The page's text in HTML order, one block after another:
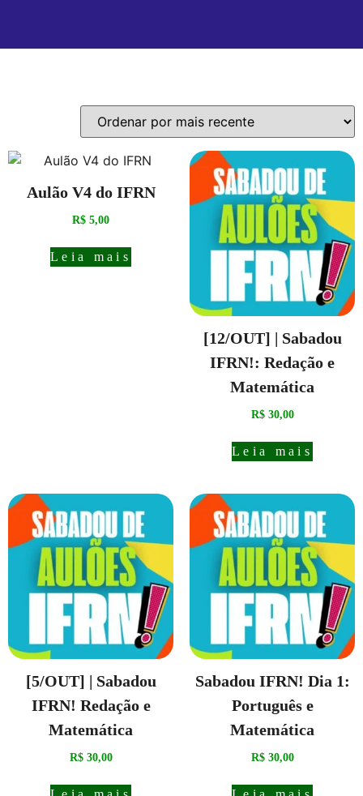
Aulão V4 do IFRN
R$ 5,00
Leia mais
[12/OUT] | Sabadou
IFRN!: Redação e
Matemática
R$30,00
Leia mais
[5/OUT] | Sabadou
IFRN! Redação e
Matemática
R$30,00
Sabadou IFRN! Dia 1:
Português e
Matemática
R$30,00